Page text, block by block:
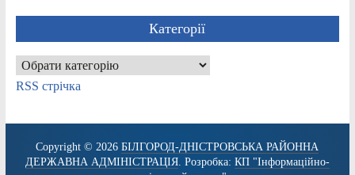
Категорії
Категорії
RSS стрічка
Copyright © 2026БІЛГОРОД-ДНІСТРОВСЬКА РАЙОННА
ДЕРЖАВНА АДМІНІСТРАЦІЯ. Розробка: КП "Інформаційно-